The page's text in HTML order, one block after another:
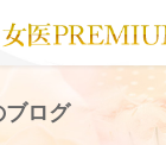
ブログ